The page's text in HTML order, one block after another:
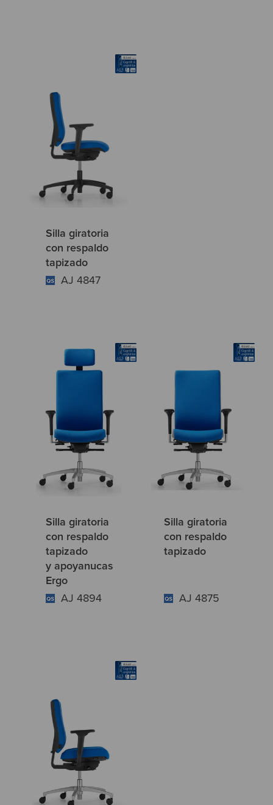
Silla giratoria
con respaldo
tapizado
AJ 4847
Silla giratoria
con respaldo
tapizado
y apoyanucas
Ergo
AJ 4894
Silla giratoria
con respaldo
tapizado
AJ 4875